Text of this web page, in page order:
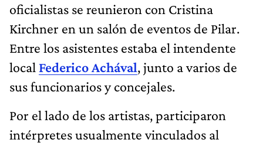
oficialistas se reunieron con Cristina
Kirchner en un salón de eventos de Pilar.
Entre los asistentes estaba el intendente
local Federico Achával, junto a varios de
sus funcionarios y concejales.
Por el lado de los artistas, participaron
intérpretes usualmente vinculados al